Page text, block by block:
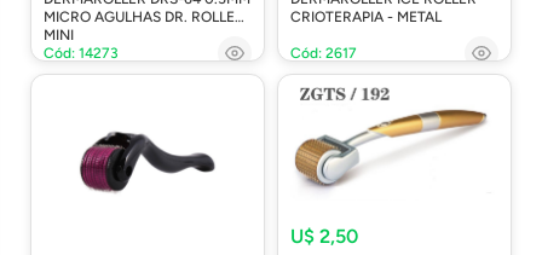
Ferramentas-Tools
MICRO AGULHAS DR. ROLLER
MINI
Cód: 14273
CRIOTERAPIA - METAL
Cód: 2617
U$ 2,50